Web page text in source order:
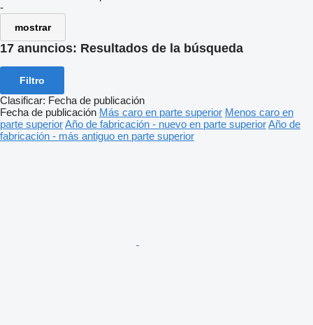
-
mostrar
17 anuncios: Resultados de la búsqueda
Filtro
Clasificar: Fecha de publicación
Fecha de publicación Más caro en parte superior Menos caro en
parte superiorAño de fabricación - nuevo en parte superiorAño de
fabricación - más antiguo en parte superior